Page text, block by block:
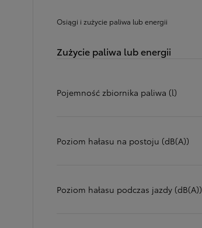
Osiągi i zużycie paliwa lub energii
Zużycie paliwa lub energii
Pojemność zbiornika paliwa (l)
Poziom hałasu na postoju (dB(A))
Poziom hałasu podczas jazdy (dB(A))